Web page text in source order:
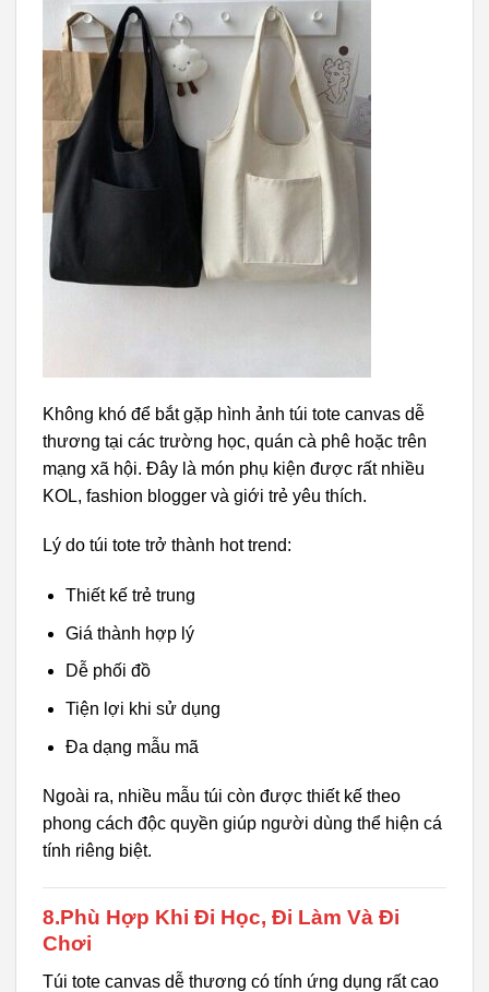
Không khó để bắt gặp hình ảnh túi tote canvas dễ
thương tại các trường học, quán cà phê hoặc trên
mạng xã hội. Đây là món phụ kiện được rất nhiều
KOL, fashion blogger và giới trẻ yêu thích.
Lý do túi tote trở thành hot trend:
Thiết kế trẻ trung
Giá thành hợp lý
Dễ phối đồ
Tiện lợi khi sử dụng
Đa dạng mẫu mã
Ngoài ra, nhiều mẫu túi còn được thiết kế theo
phong cách độc quyền giúp người dùng thể hiện cá
tính riêng biệt.
8.Phù Hợp Khi Đi Học, Đi Làm Và Đi
Chơi
Túi tote canvas dễ thương có tính ứng dụng rất cao